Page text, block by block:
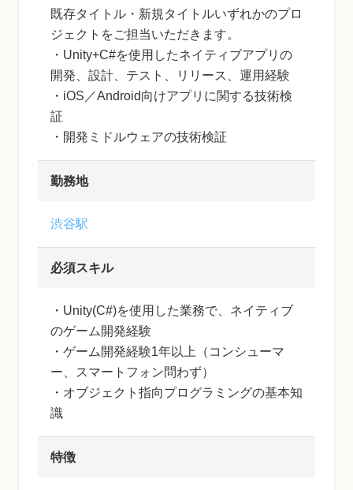
既存タイトル・新規タイトルいずれかのプロ
ジェクトをご担当いただきます。
・Unity+C#を使用したネイティブアプリの
開発、設計、テスト、リリース、運用経験
・iOS／Android向けアプリに関する技術検
証
・開発ミドルウェアの技術検証
勤務地
渋谷駅
必須スキル
・Unity(C#)を使用した業務で、ネイティブ
のゲーム開発経験
・ゲーム開発経験1年以上（コンシューマ
ー、スマートフォン問わず）
・オブジェクト指向プログラミングの基本知
識
特徴